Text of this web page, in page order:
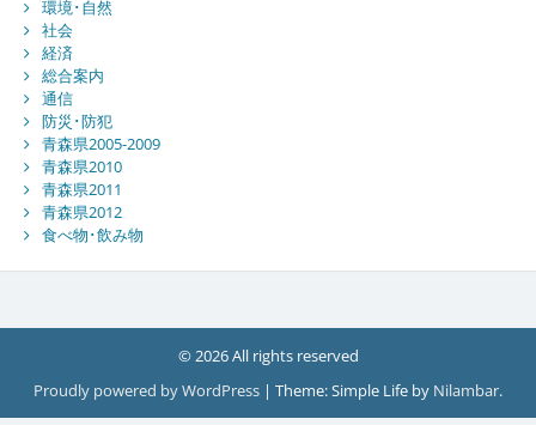
環境･自然
社会
経済
総合案内
通信
防災･防犯
青森県2005-2009
青森県2010
青森県2011
青森県2012
食べ物･飲み物
© 2026 All rights reserved
Proudly powered by WordPress | Theme: Simple Life by Nilambar.